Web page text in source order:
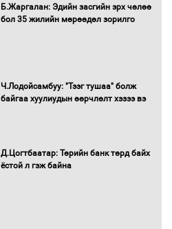
төлөвлөгөө”-гөө танилцуулна
худалдан авах журмыг баталлаа
Бүх шатанд хэмнэлтийн горимд
Б.Жаргалан: Эдийн засгийн эрх чөлөө
бол 35 жилийн мөрөөдөл зорилго
Ч.Лодойсамбуу: "Тээг тушаа" болж
байгаа хуулиудын өөрчлөлт хэзээ вэ
Д.Цогтбаатар: Төрийн банк төрд байх
ёстой л гэж байна